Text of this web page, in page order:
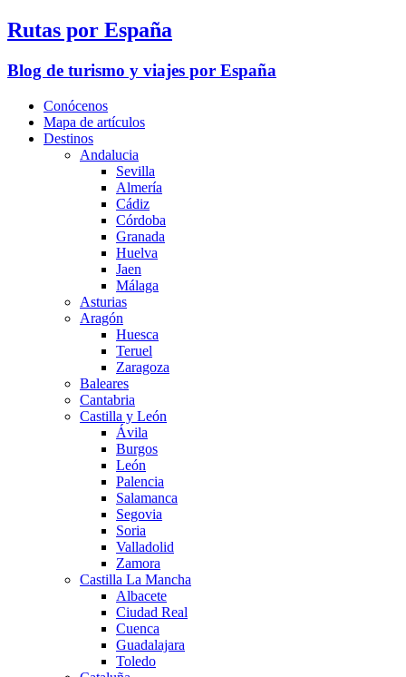
Rutas por España
Blog de turismo y viajes por España
Conócenos
Mapa de artículos
Destinos
Andalucia
Sevilla
Almería
Cádiz
Córdoba
Granada
Huelva
Jaen
Málaga
Asturias
Aragón
Huesca
Teruel
Zaragoza
Baleares
Cantabria
Castilla y León
Ávila
Burgos
León
Palencia
Salamanca
Segovia
Soria
Valladolid
Zamora
Castilla La Mancha
Albacete
Ciudad Real
Cuenca
Guadalajara
Toledo